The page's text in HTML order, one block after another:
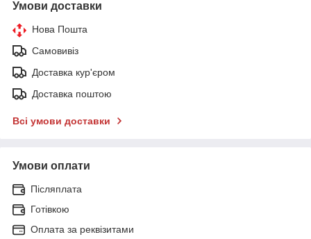
Умови доставки
Нова Пошта
Самовивіз
Доставка кур'єром
Доставка поштою
Всі умови доставки
Умови оплати
Післяплата
Готівкою
Оплата за реквізитами